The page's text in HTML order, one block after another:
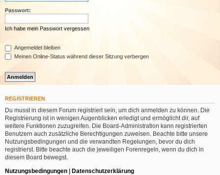
Passwort:
Ich habe mein Passwort vergessen
Angemeldet bleiben
Meinen Online-Status während dieser Sitzung verbergen
REGISTRIEREN
Du musst in diesem Forum registriert sein, um dich anmelden zu können. Die
Registrierung ist in wenigen Augenblicken erledigt und ermöglicht dir, auf
weitere Funktionen zuzugreifen. Die Board-Administration kann registrierten
Benutzern auch zusätzliche Berechtigungen zuweisen. Beachte bitte unsere
Nutzungsbedingungen und die verwandten Regelungen, bevor du dich
registrierst. Bitte beachte auch die jeweiligen Forenregeln, wenn du dich in
diesem Board bewegst.
Nutzungsbedingungen | Datenschutzerklärung